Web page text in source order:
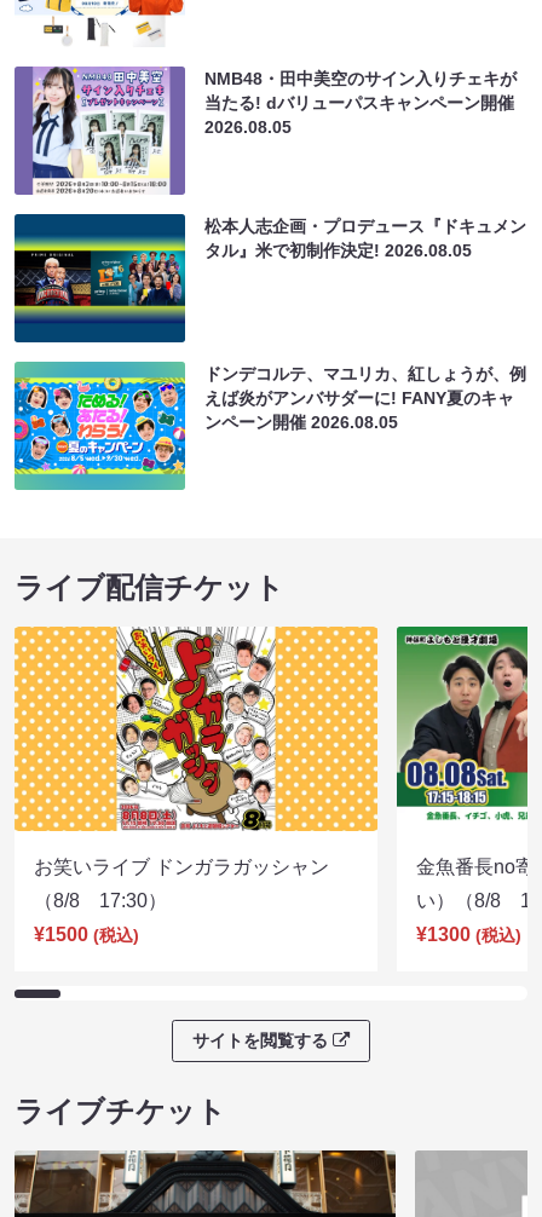
NMB48・田中美空のサイン入りチェキが
当たる! dバリューパスキャンペーン開催
2026.08.05
松本人志企画・プロデュース『ドキュメン
タル』米で初制作決定!2026.08.05
ドンデコルテ、マユリカ、紅しょうが、例
えば炎がアンバサダーに! FANY夏のキャ
ンペーン開催2026.08.05
ライブ配信チケット
お笑いライブ ドンガラガッシャン
（8/8 17:30）
¥1500 (税込)
金魚番長no寄
い）（8/8
¥1300 (税込)
サイトを閲覧する
ライブチケット